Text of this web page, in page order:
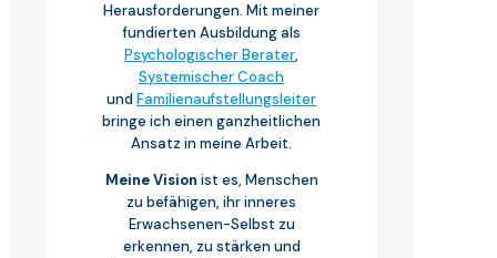
Herausforderungen. Mit meiner
fundierten Ausbildung als
Psychologischer Berater,
Systemischer Coach
und Familienaufstellungsleiter
bringe ich einen ganzheitlichen
Ansatz in meine Arbeit.
Meine Vision ist es, Menschen
zu befähigen, ihr inneres
Erwachsenen-Selbst zu
erkennen, zu stärken und